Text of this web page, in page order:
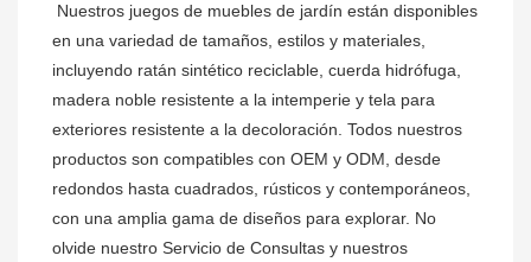
Nuestros juegos de muebles de jardín están disponibles
en una variedad de tamaños, estilos y materiales,
incluyendo ratán sintético reciclable, cuerda hidrófuga,
madera noble resistente a la intemperie y tela para
exteriores resistente a la decoloración. Todos nuestros
productos son compatibles con OEM y ODM, desde
redondos hasta cuadrados, rústicos y contemporáneos,
con una amplia gama de diseños para explorar. No
olvide nuestro Servicio de Consultas y nuestros